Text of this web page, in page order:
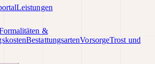
Leistungen
&
BestattungsartenVorsorgeTrost und